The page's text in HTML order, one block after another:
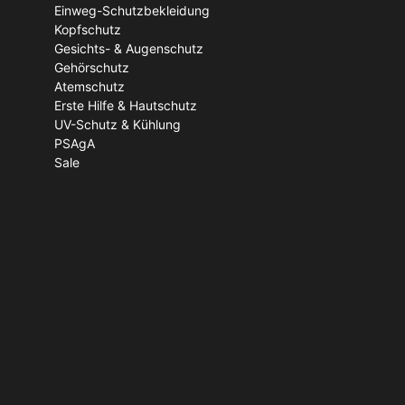
Einweg-Schutzbekleidung
Kopfschutz
Gesichts- & Augenschutz
Gehörschutz
Atemschutz
Erste Hilfe & Hautschutz
UV-Schutz & Kühlung
PSAgA
Sale